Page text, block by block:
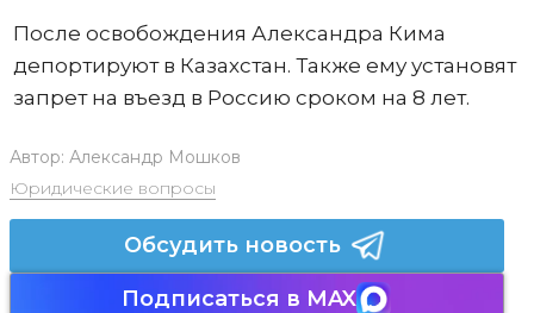
После освобождения Александра Кима
депортируют в Казахстан. Также ему установят
запрет на въезд в Россию сроком на 8 лет.
Автор: Александр Мошков
Юридические вопросы
Обсудить новость
Подписаться в MAX